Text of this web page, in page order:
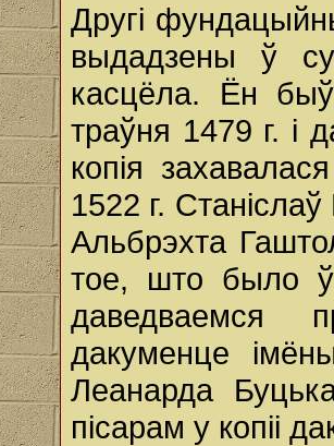
Другі
выдадзены ў
касцёла. Ён
траўня 1479 г. і
копія
1522 г.
Альбрэхта
тое, што было
даведваемся
дакуменце
Леанарда
пісарам у копіі